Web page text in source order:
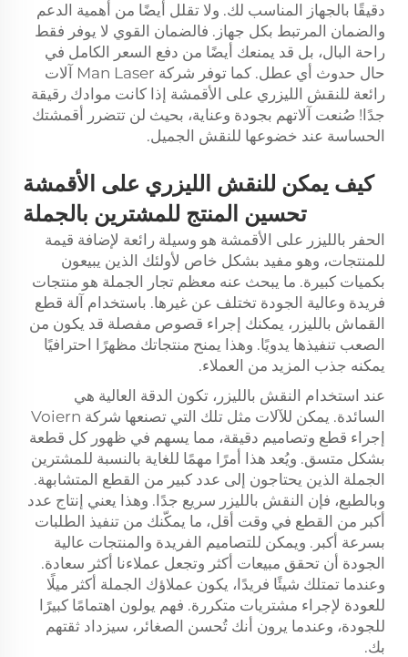
دقيقًا بالجهاز المناسب لك. ولا تقلل أيضًا من أهمية الدعم
والضمان المرتبط بكل جهاز. فالضمان القوي لا يوفر فقط
راحة البال، بل قد يمنعك أيضًا من دفع السعر الكامل في
حال حدوث أي عطل. كما توفر شركة Man Laser آلات
رائعة للنقش الليزري على الأقمشة إذا كانت موادك رقيقة
جدًا! صُنعت آلاتهم بجودة وعناية، بحيث لن تتضرر أقمشتك
الحساسة عند خضوعها للنقش الجميل.
كيف يمكن للنقش الليزري على الأقمشة
تحسين المنتج للمشترين بالجملة
الحفر بالليزر على الأقمشة هو وسيلة رائعة لإضافة قيمة
للمنتجات، وهو مفيد بشكل خاص لأولئك الذين يبيعون
بكميات كبيرة. ما يبحث عنه معظم تجار الجملة هو منتجات
فريدة وعالية الجودة تختلف عن غيرها. باستخدام آلة قطع
القماش بالليزر، يمكنك إجراء قصوص مفصلة قد يكون من
الصعب تنفيذها يدويًا. وهذا يمنح منتجاتك مظهرًا احترافيًا
يمكنه جذب المزيد من العملاء.
عند استخدام النقش بالليزر، تكون الدقة العالية هي
السائدة. يمكن للآلات مثل تلك التي تصنعها شركة Voiern
إجراء قطع وتصاميم دقيقة، مما يسهم في ظهور كل قطعة
بشكل متسق. ويُعد هذا أمرًا مهمًا للغاية بالنسبة للمشترين
الجملة الذين يحتاجون إلى عدد كبير من القطع المتشابهة.
وبالطبع، فإن النقش بالليزر سريع جدًا. وهذا يعني إنتاج عدد
أكبر من القطع في وقت أقل، ما يمكّنك من تنفيذ الطلبات
بسرعة أكبر. ويمكن للتصاميم الفريدة والمنتجات عالية
الجودة أن تحقق مبيعات أكثر وتجعل عملاءنا أكثر سعادة.
وعندما تمتلك شيئًا فريدًا، يكون عملاؤك الجملة أكثر ميلًا
للعودة لإجراء مشتريات متكررة. فهم يولون اهتمامًا كبيرًا
للجودة، وعندما يرون أنك تُحسن الصغائر، سيزداد ثقتهم
بك.